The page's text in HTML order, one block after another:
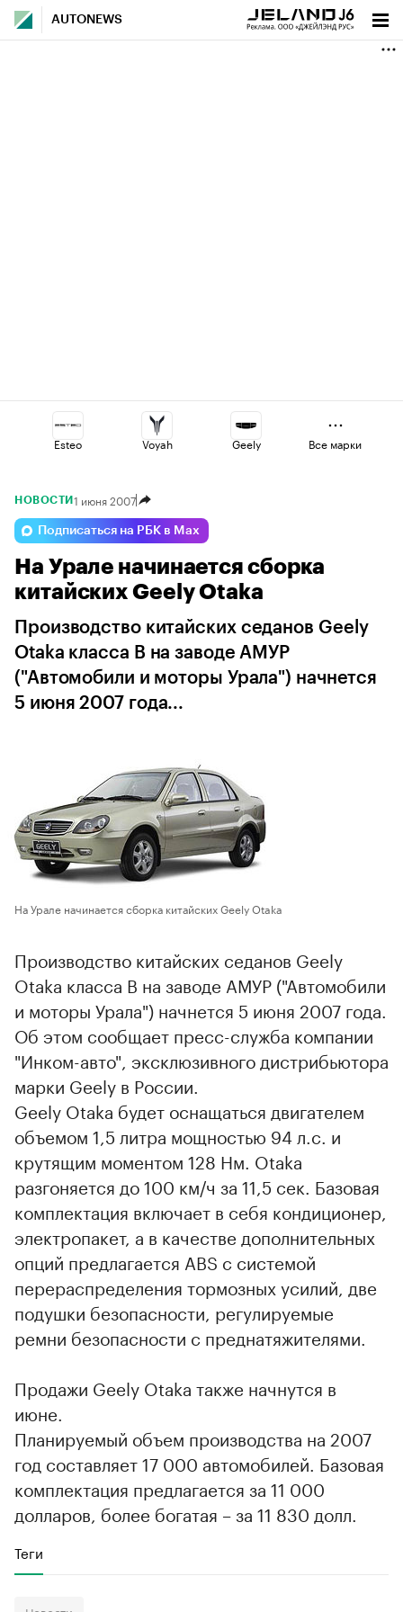
AUTONEWS
Esteo Voyah Geely
Omoda Lada
Jaecoo Haval Volga
Все марки
НОВОСТИ 1 июня 2007
Подписаться на РБК в Max
На Урале начинается сборка
китайских Geely Otaka
Производство китайских седанов Geely
Otaka класса B на заводе АМУР
("Автомобили и моторы Урала") начнется
5 июня 2007 года...
На Урале начинается сборка китайских Geely Otaka
Производство китайских седанов Geely
Otaka класса B на заводе АМУР ("Автомобили
и моторы Урала") начнется 5 июня 2007 года.
Об этом сообщает пресс-служба компании
"Инком-авто", эксклюзивного дистрибьютора
марки Geely в России.
Geely Otaka будет оснащаться двигателем
объемом 1,5 литра мощностью 94 л.с. и
крутящим моментом 128 Нм. Otaka
разгоняется до 100 км/ч за 11,5 сек. Базовая
комплектация включает в себя кондиционер,
электропакет, а в качестве дополнительных
опций предлагается ABS с системой
перераспределения тормозных усилий, две
подушки безопасности, регулируемые
ремни безопасности с преднатяжителями.
Продажи Geely Otaka также начнутся в
июне.
Планируемый объем производства на 2007
год составляет 17 000 автомобилей. Базовая
комплектация предлагается за 11 000
долларов, более богатая – за 11 830 долл.
Теги